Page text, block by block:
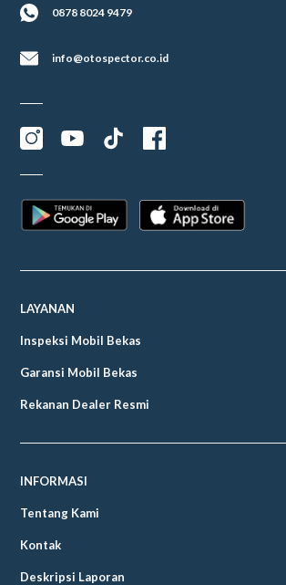
0878 8024 9479
info@otospector.co.id
LAYANAN
Inspeksi Mobil Bekas
Garansi Mobil Bekas
Rekanan Dealer Resmi
INFORMASI
Tentang Kami
Kontak
Deskripsi Laporan